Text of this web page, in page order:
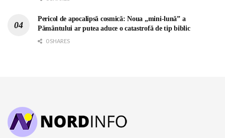
Pericol de apocalipsă cosmică: Noua „mini-lună” a
Pământului ar putea aduce o catastrofă de tip biblic
0 SHARES